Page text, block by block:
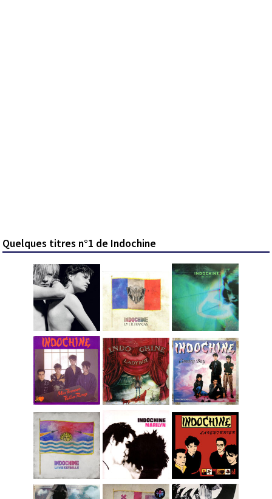
Quelques titres n°1 de Indochine